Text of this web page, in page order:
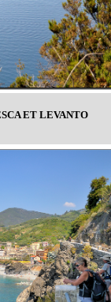
ET LEVANTO